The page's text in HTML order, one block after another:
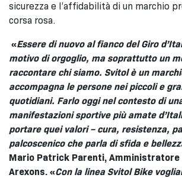
sicurezza e l’affidabilità di un marchio
corsa rosa.
«Essere di nuovo al fianco del Giro
motivo di orgoglio, ma soprattutto un
raccontare chi siamo. Svitol è un
accompagna le persone nei piccoli e
quotidiani. Farlo oggi nel contesto di
manifestazioni sportive più amate
portare quei valori – cura, resistenza,
palcoscenico che parla di sfida e
Mario Patrick Parenti, Amministratore
Arexons. «Con la linea Svitol Bike